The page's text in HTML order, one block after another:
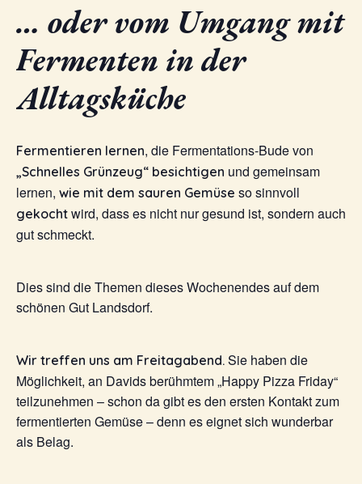
… oder vom Umgang mit
Fermenten in der
Alltagsküche
Fermentieren lernen, die Fermentations-Bude von
„Schnelles Grünzeug“ besichtigen und gemeinsam
lernen, wie mit dem sauren Gemüse so sinnvoll
gekocht wird, dass es nicht nur gesund ist, sondern auch
gut schmeckt.
Dies sind die Themen dieses Wochenendes auf dem
schönen Gut Landsdorf.
Wir treffen uns am Freitagabend. Sie haben die
Möglichkeit, an Davids berühmtem „Happy Pizza Friday“
teilzunehmen – schon da gibt es den ersten Kontakt zum
fermentierten Gemüse – denn es eignet sich wunderbar
als Belag.